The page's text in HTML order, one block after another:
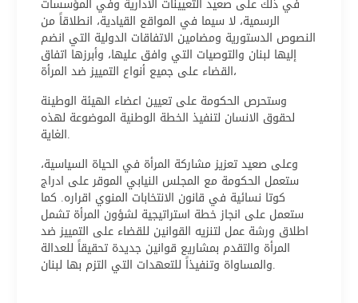
في ذلك على صعيد التعيينات الادارية وفي المؤسسات
الرسمية، لا سيما في المواقع القيادية، انطلاقاً من
النصوص الدستورية ومضامين الاتفاقات الدولية التي انضم
إليها لبنان والتوصيات التي وافق عليها، وأبرزها اتفاق
القضاء على جميع أنواع التمييز ضد المرأة،
وستحرص الحكومة على تعيين اعضاء الهيئة الوطينة
لحقوق الانسان لتنفيذ الخطة الوطنية الموضوعة لهذه
الغاية.
وعلى صعيد تعزيز مشاركة المرأة في الحياة السياسية،
ستعمل الحكومة مع المجلس النيابي الموقر على ادراج
كوتا نسائية في قانون الانتخابات المنوي اقراره. كما
ستعمل على انجاز خطة استراتيجية لشؤون المرأة تشمل
اطلاق ورشة عمل لتنزيه القوانين للقضاء على التمييز ضد
المرأة والتقدم بمشاريع قوانين جديدة تحقيقاً للعدالة
والمساواة وتنفيذاً للتعهدات التي التزم بها لبنان.